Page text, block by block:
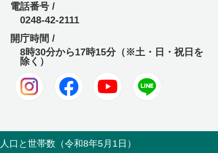
電話番号 /
0248-42-2111
開庁時間 /
8時30分から17時15分（※土・日・祝日を
除く）
Instagram Facebook Youtube